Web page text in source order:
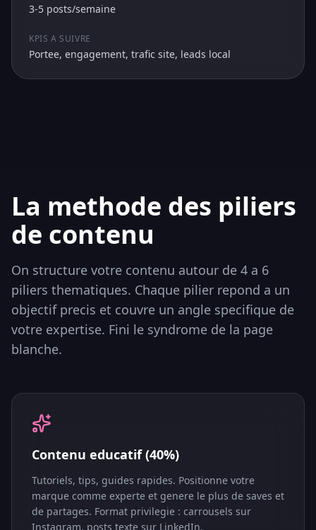
3-5 posts/semaine
KPIS A SUIVRE
Portee, engagement, trafic site, leads local
La methode des piliers
de contenu
On structure votre contenu autour de 4 a 6
piliers thematiques. Chaque pilier repond a un
objectif precis et couvre un angle specifique de
votre expertise. Fini le syndrome de la page
blanche.
Contenu educatif (40%)
Tutoriels, tips, guides rapides. Positionne votre
marque comme experte et genere le plus de saves et
de partages. Format privilegie : carrousels sur
Instagram, posts texte sur LinkedIn.